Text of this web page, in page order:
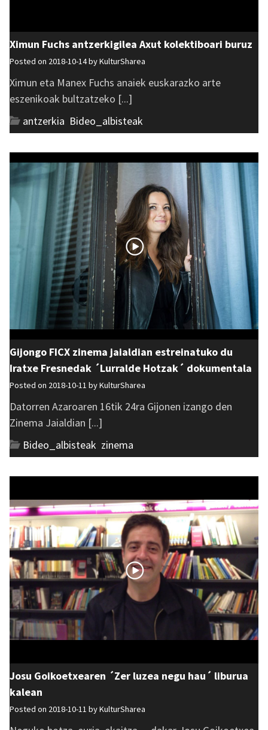
Ximun Fuchs antzerkigilea Axut kolektiboari buruz
Posted on 2018-10-14 byKulturSharea
Ximun eta Manex Fuchs anaiek euskarazko arte
eszenikoak bultzatzeko [...]
antzerkia Bideo_albisteak
Gijongo FICX zinema jaialdian estreinatuko du
Iratxe Fresnedak ´Lurralde Hotzak´ dokumentala
Posted on 2018-10-11 byKulturSharea
Datorren Azaroaren 16tik 24ra Gijonen izango den
Zinema Jaialdian [...]
Bideo_albisteak zinema
Josu Goikoetxearen ´Zer luzea negu hau´ liburua
kalean
Posted on 2018-10-11 byKulturSharea